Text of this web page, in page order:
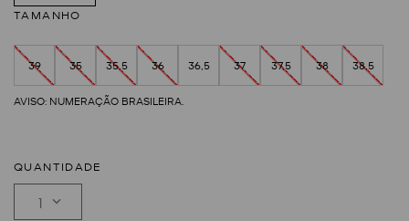
TAMANHO
39 35 35,5 36 36,5 37 37,5 38 38,5
QUANTIDADE
1